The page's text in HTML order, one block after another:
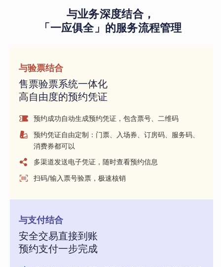
与业务深度结合，
「一应俱全」的服务流程管理
与验票结合
售票验票系统一体化
高自由度的预约凭证
预约成功自动生成预约凭证，包含票号、二维码
预约凭证自由定制：门票、入场券、订房码、服务码、
消费券都可以
多渠道发送电子凭证，随时查看预约信息
扫码/输入票号验票，极速核销
与支付结合
安全交易直接到账
预约支付一步完成